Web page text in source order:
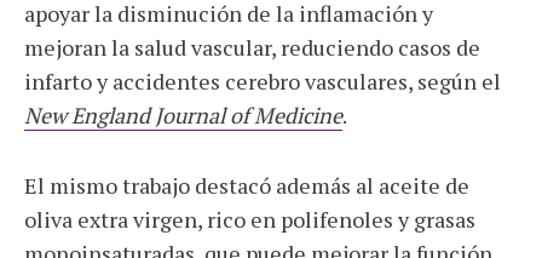
apoyar la disminución de la inflamación y
mejoran la salud vascular, reduciendo casos de
infarto y accidentes cerebro vasculares, según el
New England Journal of Medicine.
El mismo trabajo destacó además al aceite de
oliva extra virgen, rico en polifenoles y grasas